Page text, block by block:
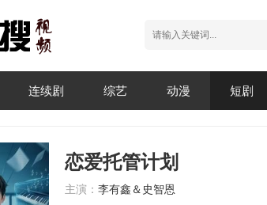
连续剧 综艺 动漫 短剧
恋爱托管计划
主演： 李有鑫＆史智恩